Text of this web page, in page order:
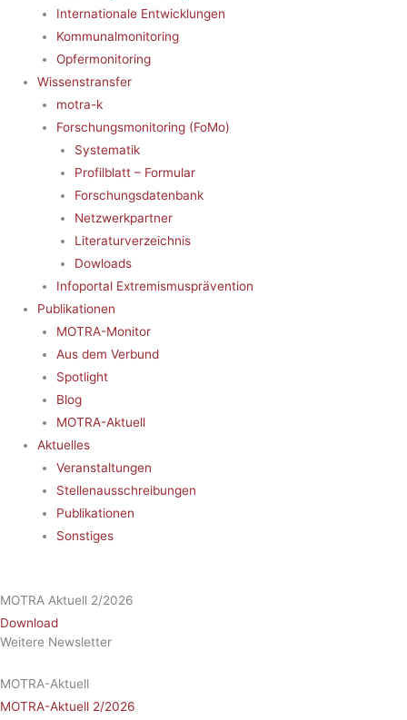
Internationale Entwicklungen
Kommunalmonitoring
Opfermonitoring
Wissenstransfer
motra-k
Forschungsmonitoring (FoMo)
Systematik
Profilblatt – Formular
Forschungsdatenbank
Netzwerkpartner
Literaturverzeichnis
Dowloads
Infoportal Extremismusprävention
Publikationen
MOTRA-Monitor
Aus dem Verbund
Spotlight
Blog
MOTRA-Aktuell
Aktuelles
Veranstaltungen
Stellenausschreibungen
Publikationen
Sonstiges
MOTRA Aktuell 2/2026
Download
Weitere Newsletter
MOTRA-Aktuell
MOTRA-Aktuell 2/2026